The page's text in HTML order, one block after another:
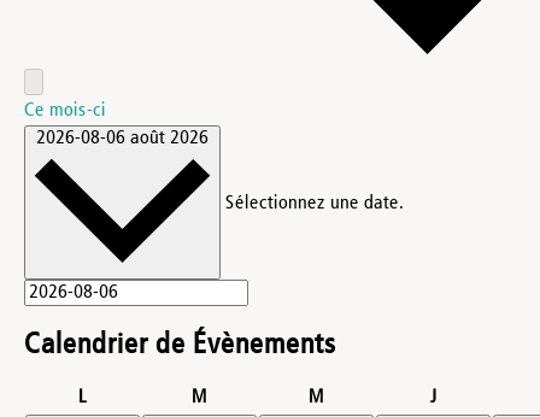
Ce mois-ci
2026-08-06 août 2026
Sélectionnez une date.
Calendrier de Évènements
Llundi M M Jjeudi